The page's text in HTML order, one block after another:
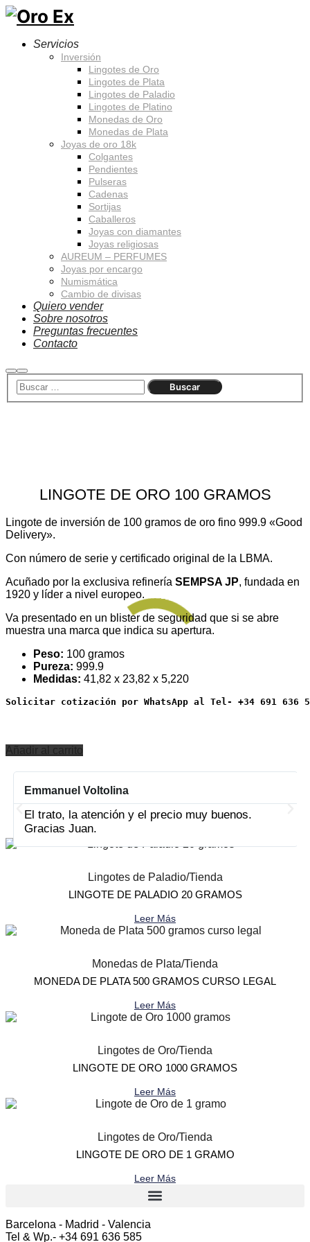
Servicios
Inversión
Lingotes de Oro
Lingotes de Plata
Lingotes de Paladio
Lingotes de Platino
Monedas de Oro
Monedas de Plata
Joyas de oro 18k
Colgantes
Pendientes
Pulseras
Cadenas
Sortijas
Caballeros
Joyas con diamantes
Joyas religiosas
AUREUM – PERFUMES
Joyas por encargo
Numismática
Cambio de divisas
Quiero vender
Sobre nosotros
Preguntas frecuentes
Contacto
Buscar
Menú
principal
LINGOTE DE ORO 100 GRAMOS
Lingote de inversión de 100 gramos de oro fino 999.9 «Good
Delivery».
Con número de serie y certificado original de la LBMA.
Acuñado por la exclusiva refinería SEMPSA JP, fundada en
1920 y líder a nivel europeo.
Va presentado en un blister de seguridad que si se abre
muestra una marca que indica su apertura.
Peso: 100 gramos
Pureza: 999.9
Medidas: 41,82 x 23,82 x 5,220
Solicitar cotización por WhatsApp al Tel- +34 691 636
Añadir al carrito
Emmanuel Voltolina
El trato, la atención y el precio muy buenos.
Gracias Juan.
PRODUCTOS RELACIONADOS
Lingotes de Paladio/Tienda
LINGOTE DE PALADIO 20 GRAMOS
Leer Más
Monedas de Plata/Tienda
MONEDA DE PLATA 500 GRAMOS CURSO LEGAL
Leer Más
Lingotes de Oro/Tienda
LINGOTE DE ORO 1000 GRAMOS
Leer Más
Lingotes de Oro/Tienda
LINGOTE DE ORO DE 1 GRAMO
Leer Más
Barcelona - Madrid - Valencia
Tel & Wp.- +34 691 636 585